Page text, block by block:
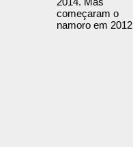
começaram o
namoro em 2012